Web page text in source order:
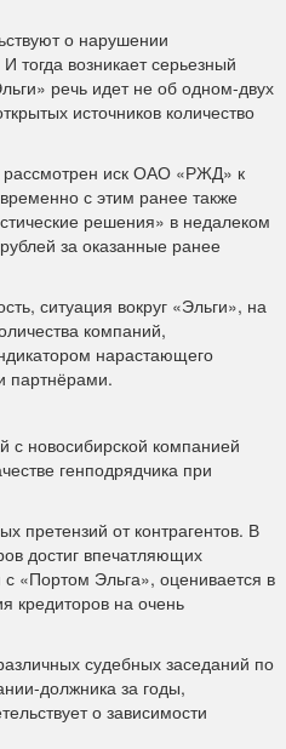
о нарушении
тогда возникает серьезный
речь идет не об одном-двух
источников количество
рассмотрен иск ОАО «РЖД» к
с этим ранее также
решения» в недалеком
за оказанные ранее
ситуация вокруг «Эльги», на
компаний,
нарастающего
партнёрами.
с новосибирской компанией
генподрядчика при
претензий от контрагентов. В
достиг впечатляющих
«Портом Эльга», оценивается в
кредиторов на очень
судебных заседаний по
должника за годы,
о зависимости